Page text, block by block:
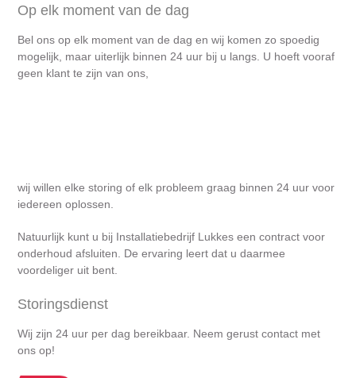
Op elk moment van de dag
Bel ons op elk moment van de dag en wij komen zo spoedig
mogelijk, maar uiterlijk binnen 24 uur bij u langs. U hoeft vooraf
geen klant te zijn van ons,
wij willen elke storing of elk probleem graag binnen 24 uur voor
iedereen oplossen.
Natuurlijk kunt u bij Installatiebedrijf Lukkes een contract voor
onderhoud afsluiten. De ervaring leert dat u daarmee
voordeliger uit bent.
Storingsdienst
Wij zijn 24 uur per dag bereikbaar. Neem gerust contact met
ons op!